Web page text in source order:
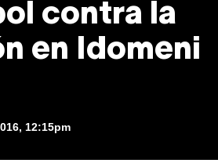
contra la
en Idomeni
12:15pm